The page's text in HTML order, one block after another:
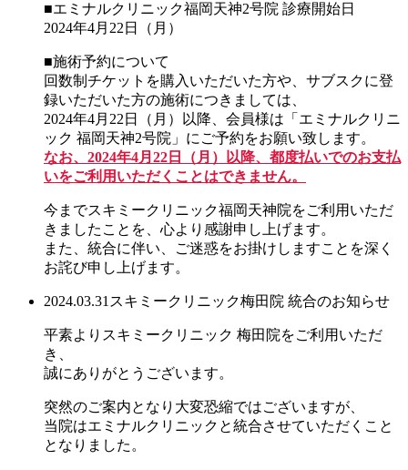
■エミナルクリニック福岡天神2号院 診療開始日
2024年4月22日（月）
■施術予約について
回数制チケットを購入いただいた方や、サブスクに登
録いただいた方の施術につきましては、
2024年4月22日（月）以降、会員様は「エミナルクリニ
ック 福岡天神2号院」にご予約をお願い致します。
なお、2024年4月22日（月）以降、都度払いでのお支払
いをご利用いただくことはできません。
今までスキミークリニック福岡天神院をご利用いただ
きましたことを、心より感謝申し上げます。
また、統合に伴い、ご迷惑をお掛けしますことを深く
お詫び申し上げます。
2024.03.31 スキミークリニック梅田院 統合のお知らせ
平素よりスキミークリニック 梅田院をご利用いただ
き、
誠にありがとうございます。
突然のご案内となり大変恐縮ではございますが、
当院はエミナルクリニックと統合させていただくこと
となりました。